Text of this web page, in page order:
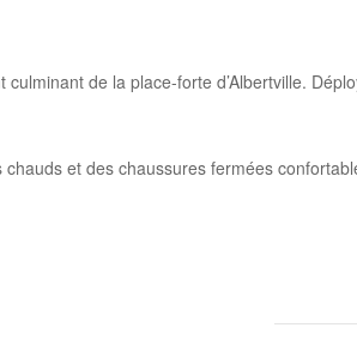
de la place-forte d’Albertville.
et des chaussures fermées